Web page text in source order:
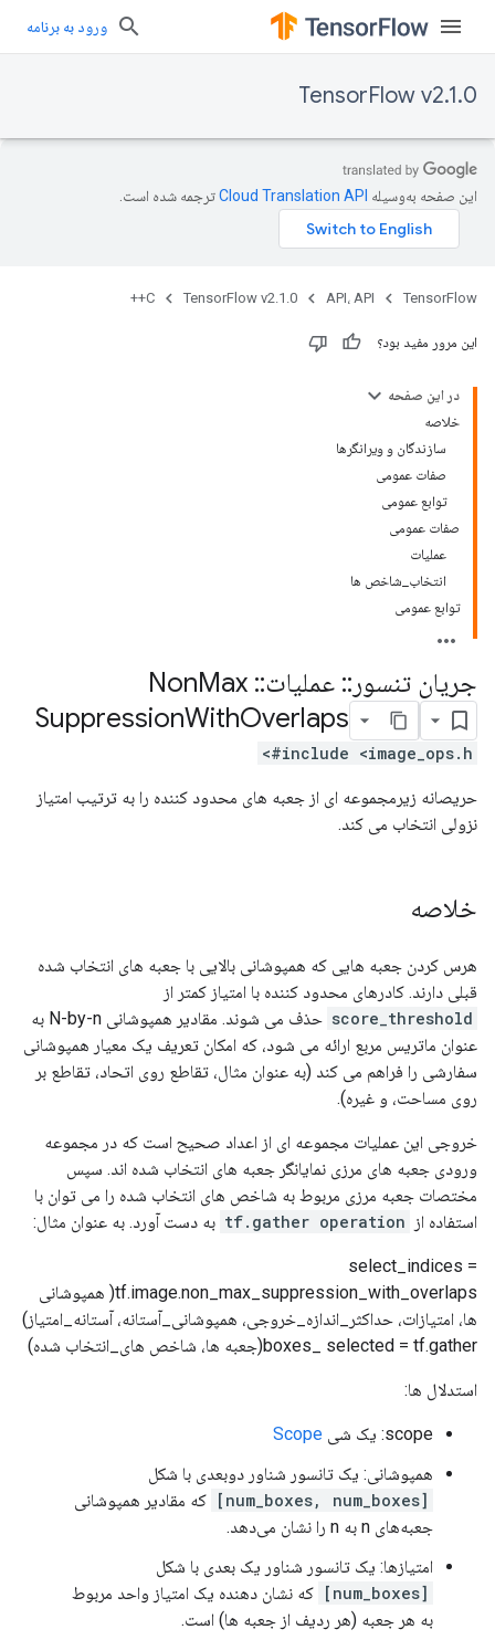
ورود به برنامه
TensorFlow v2.1.0
این صفحه به‌وسیله ترجمه شده است.
TensorFlow API، API TensorFlow v2.1.0
C++
این مرور مفید بود؟
در این صفحه
خلاصه
سازندگان و ویرانگرها
صفات عمومی
توابع عمومی
صفات عمومی
عملیات
انتخاب_شاخص ها
توابع عمومی
جریان تنسور :: عملیات::
Max
SuppressionWithOverlaps
#include <image_ops.h>
حریصانه زیرمجموعه ای از جعبه های محدود کننده را به ترتیب امتیاز
نزولی انتخاب می کند.
خلاصه
هرس کردن جعبه هایی که همپوشانی بالایی با جعبه های انتخاب شده
قبلی دارند. کادرهای محدود کننده با امتیاز کمتر از
score_threshold
حذف می شوند. مقادیر همپوشانی N-by-n به
عنوان ماتریس مربع ارائه می شود، که امکان تعریف یک معیار همپوشانی
سفارشی را فراهم می کند (به عنوان مثال، تقاطع روی اتحاد، تقاطع بر
روی مساحت، و غیره).
خروجی این عملیات مجموعه ای از اعداد صحیح است که در مجموعه
ورودی جعبه های مرزی نمایانگر جعبه های انتخاب شده اند. سپس
مختصات جعبه مرزی مربوط به شاخص های انتخاب شده را می توان با
استفاده از tf.gather operation به دست آورد. به عنوان مثال:
select_indices =
tf.image.non_max_suppression_with_overlaps( همپوشانی
ها، امتیازات، حداکثر_اندازه_خروجی، همپوشانی_آستانه، آستانه_امتیاز)
boxes_ selected = tf.gather(جعبه ها، شاخص های_انتخاب شده)
استدلال ها:
scope: یک شی
Scope
همپوشانی: یک تانسور شناور دوبعدی با شکل
[num_boxes, num_boxes]
که مقادیر همپوشانی
جعبه‌های n به n را نشان می‌دهد.
امتیازها: یک تانسور شناور یک بعدی با شکل
[num_boxes]
که نشان دهنده یک امتیاز واحد مربوط
به هر جعبه (هر ردیف از جعبه ها) است.